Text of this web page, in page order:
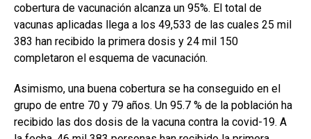
cobertura de vacunación alcanza un 95%. El total de
vacunas aplicadas llega a los 49,533 de las cuales 25 mil
383 han recibido la primera dosis y 24 mil 150
completaron el esquema de vacunación.
Asimismo, una buena cobertura se ha conseguido en el
grupo de entre 70 y 79 años. Un 95.7 % de la población ha
recibido las dos dosis de la vacuna contra la covid-19. A